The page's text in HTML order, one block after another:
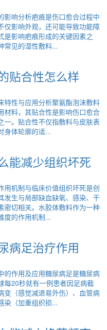
影响分析疤痕是伤口愈合过程中
仅影响外观，还可能导致功能障
是影响疤痕形成的关键因素之
常见的湿性敷料...
贴合性怎么样
特性与应用分析聚氨酯泡沫敷料
材料，其贴合性是影响伤口愈合
一。贴合性不仅指敷料与皮肤表
身体轮廓的适...
能减少组织坏死
用机制与临床价值组织坏死是创
发生与局部缺血缺氧、感染、干
密切相关。水胶体敷料作为一种
度的作用机制...
病足治疗作用
的作用及应用糖尿病足是糖尿病
每20秒就有一例患者因足病截
变（感觉减退易外伤）、血管病
染（加重组织损...